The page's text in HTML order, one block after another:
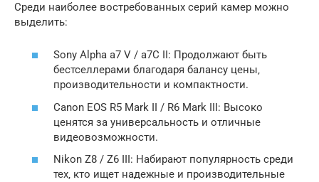
Среди наиболее востребованных серий камер можно
выделить:
Sony Alpha a7 V / a7C II: Продолжают быть
бестселлерами благодаря балансу цены‚
производительности и компактности.
Canon EOS R5 Mark II / R6 Mark III: Высоко
ценятся за универсальность и отличные
видеовозможности.
Nikon Z8 / Z6 III: Набирают популярность среди
тех‚ кто ищет надежные и производительные